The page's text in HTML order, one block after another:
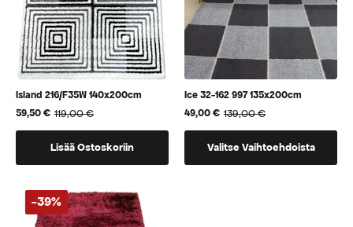
sivulla.
sivulla.
Island 216/F35W 140x200cm
119,00€
Alkuperäinen
hinta
119,00 €.
59,50€
Nykyinen
hinta
59,50 €.Lisää Ostoskoriin
Ice 32-162 997 135x200cm
139,00€
Alkuperäinen
hinta
139,00 €.
49,00€
Nykyinen
hinta
49,00 €.Valitse Vaihtoehdoista
tuotteella
-39%